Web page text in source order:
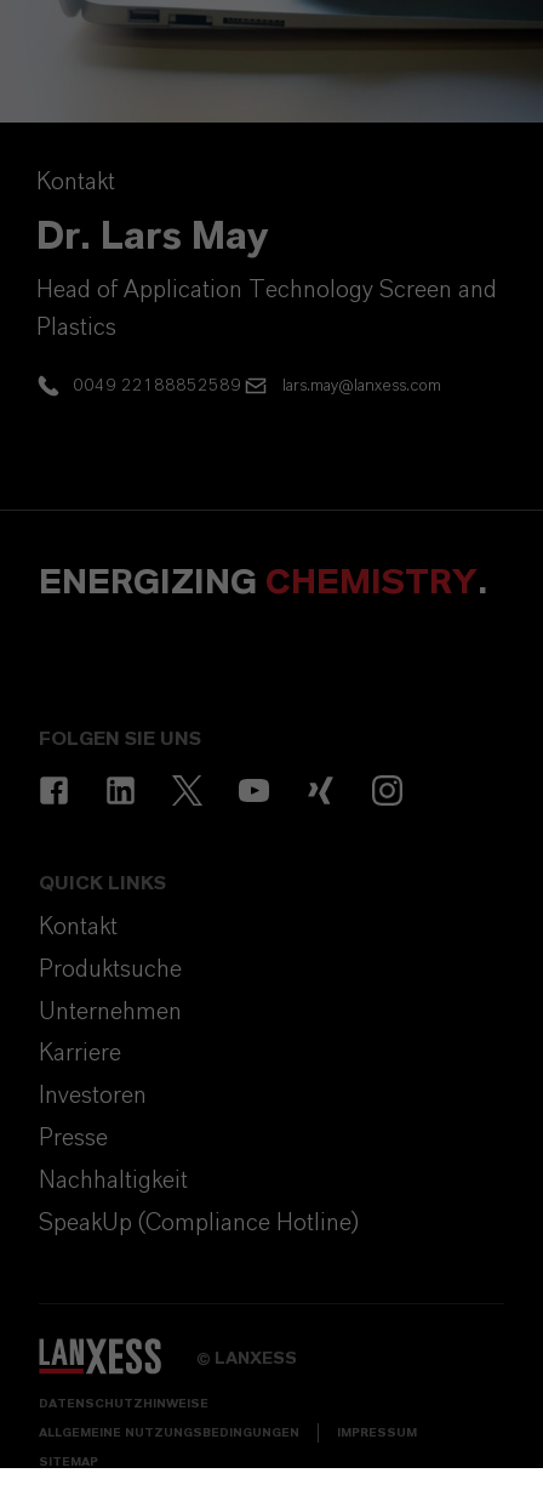
Kontakt
Dr. Lars May
Head of Application Technology Screen and
Plastics
0049 22188852589 lars.may@lanxess.com
ENERGIZING CHEMISTRY.
FOLGEN SIE UNS
QUICK LINKS
Kontakt
Produktsuche
Unternehmen
Karriere
Investoren
Presse
Nachhaltigkeit
SpeakUp (Compliance Hotline)
© LANXESS
DATENSCHUTZHINWEISE
ALLGEMEINE NUTZUNGSBEDINGUNGEN IMPRESSUM
SITEMAP